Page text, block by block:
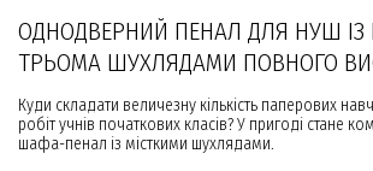
ОДНОДВЕРНИЙ ПЕНАЛ ДЛЯ НУШ ІЗ
ТРЬОМА ШУХЛЯДАМИ ПОВНОГО
Куди складати величезну кількість паперових
робіт учнів початкових класів? У пригоді стане
шафа-пенал із місткими шухлядами.